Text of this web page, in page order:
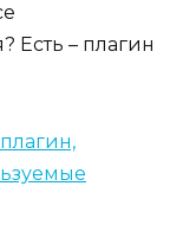
Есть – плагин